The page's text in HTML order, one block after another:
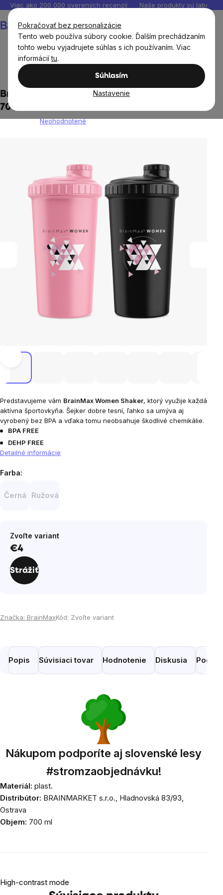
Pokračovať bez personalizácie
Tento web používa súbory cookie. Ďalším prechádzaním
tohto webu vyjadrujete súhlas s ich používaním. Viac
informáciítu.
Súhlasím
Nastavenie
Prejsť
obsah
Viac ako 200 000 overených recenzií Naše produkty sú
košík
Boxy na jedlo, fľaše, šejkre, tašky
BrainMax Women plastový shaker (šejker),
700 ml
hviezdičiek.
Neohodnotené
Predstavujeme vám BrainMax Women Shaker, ktorý využije každá
aktívna športovkyňa. Šejker dobre tesní, ľahko sa umýva aj
vyrobený bez BPA a vďaka tomu neobsahuje škodlivé chemikálie.
BPA FREE
DEHP FREE
Detailné informácie
Farba:
Černá Ružová
Zvoľte variant
€4Jednotková
cena:
Strážiť
Značka: BrainMaxKód: Zvoľte variant
Popis Súvisiaci tovar Hodnotenie Diskusia
Nákupom podporíte aj slovenské lesy
#stromzaobjednávku!
Materiál: plast.
Distribútor: BRAINMARKET s.r.o., Hladnovská 83/93,
Ostrava
Objem: 700 ml
High-contrast mode